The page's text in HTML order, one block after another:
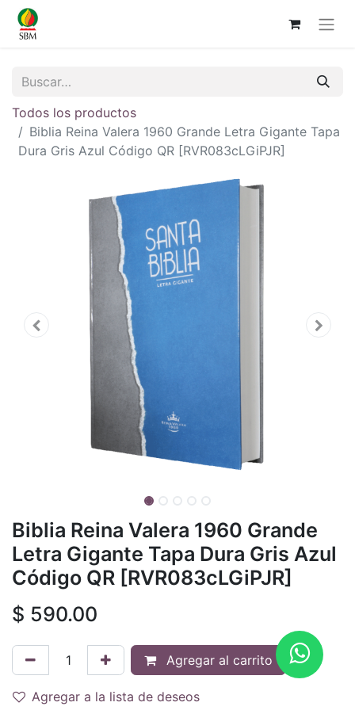
Todos los productos
Biblia Reina Valera 1960 Grande Letra Gigante Tapa
Dura Gris Azul Código QR [RVR083cLGiPJR]
Biblia Reina Valera 1960 Grande
Letra Gigante Tapa Dura Gris Azul
Código QR [RVR083cLGiPJR]
$ 590.00
Agregar al carrito
Agregar a la lista de deseos